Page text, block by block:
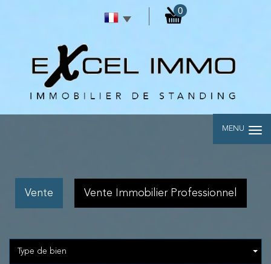
0
MENU
Vente Vente Immobilier Professionnel
Type de bien